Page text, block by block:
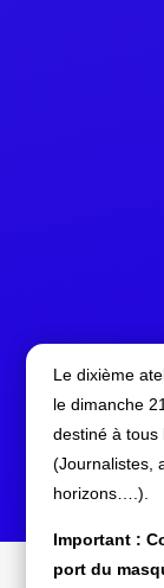
Le dixième
le dimanche
destiné à tous
(Journalistes,
horizons….).
Important :
port du